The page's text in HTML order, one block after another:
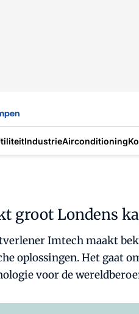
IndustrieAirconditioning
groot Londens
Imtech maakt
oplossingen. Het gaat
voor de